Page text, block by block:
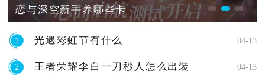
恋与深空新手养哪些卡
1 光遇彩虹节有什么 04-13
2 王者荣耀李白一刀秒人怎么出装 04-13